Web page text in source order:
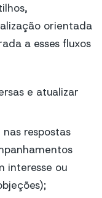
orientada
a esses fluxos
e atualizar
respostas
interesse ou